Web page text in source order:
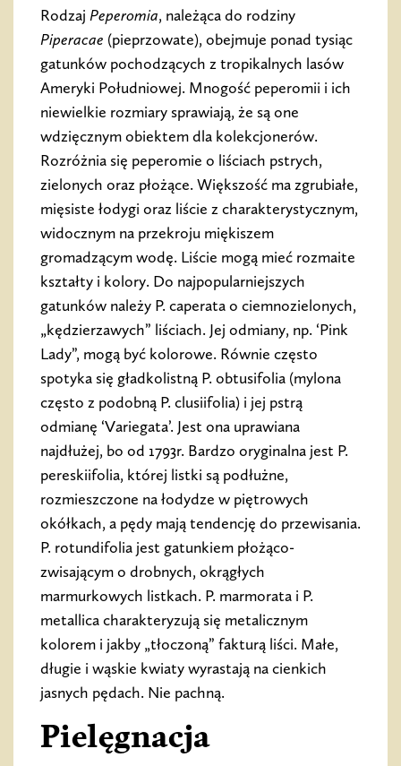
Rodzaj Peperomia, należąca do rodziny
Piperacae (pieprzowate), obejmuje ponad tysiąc
gatunków pochodzących z tropikalnych lasów
Ameryki Południowej. Mnogość peperomii i ich
niewielkie rozmiary sprawiają, że są one
wdzięcznym obiektem dla kolekcjonerów.
Rozróżnia się peperomie o liściach pstrych,
zielonych oraz płożące. Większość ma zgrubiałe,
mięsiste łodygi oraz liście z charakterystycznym,
widocznym na przekroju miękiszem
gromadzącym wodę. Liście mogą mieć rozmaite
kształty i kolory. Do najpopularniejszych
gatunków należy P. caperata o ciemnozielonych,
„kędzierzawych” liściach. Jej odmiany, np. ‘Pink
Lady”, mogą być kolorowe. Równie często
spotyka się gładkolistną P. obtusifolia (mylona
często z podobną P. clusiifolia) i jej pstrą
odmianę ‘Variegata’. Jest ona uprawiana
najdłużej, bo od 1793r. Bardzo oryginalna jest P.
pereskiifolia, której listki są podłużne,
rozmieszczone na łodydze w piętrowych
okółkach, a pędy mają tendencję do przewisania.
P. rotundifolia jest gatunkiem płożąco-
zwisającym o drobnych, okrągłych
marmurkowych listkach. P. marmorata i P.
metallica charakteryzują się metalicznym
kolorem i jakby „tłoczoną” fakturą liści. Małe,
długie i wąskie kwiaty wyrastają na cienkich
jasnych pędach. Nie pachną.
Pielęgnacja